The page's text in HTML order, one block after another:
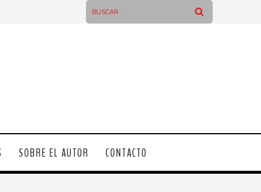
SOBRE EL AUTOR CONTACTO